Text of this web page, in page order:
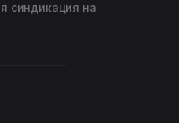
синдикация на